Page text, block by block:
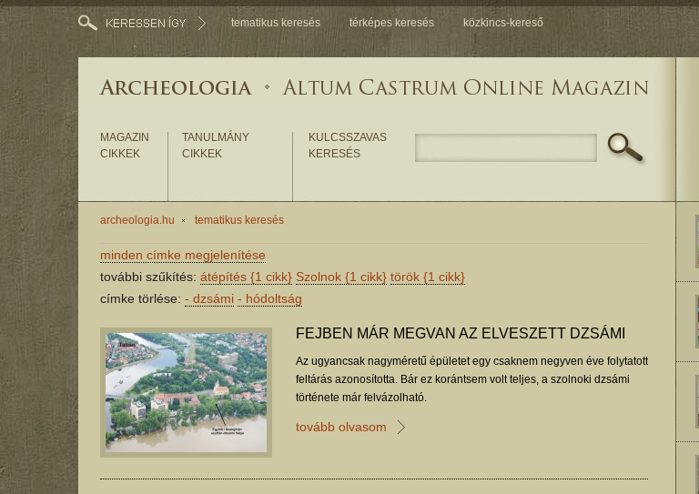
tematikus keresés térképes keresés közkincs-kereső
MAGAZIN
CIKKEK
TANULMÁNY
CIKKEK
KULCSSZAVAS
KERESÉS
archeologia.hu tematikus keresés
minden címke megjelenítése
további szűkítés: átépítés {1 cikk} Szolnok {1 cikk} török {1 cikk}
címke törlése: - dzsámi - hódoltság
FEJBEN MÁR MEGVAN AZ ELVESZETT DZSÁMI
Az ugyancsak nagyméretű épületet egy csaknem negyven éve folytatott
feltárás azonosította. Bár ez korántsem volt teljes, a szolnoki dzsámi
története már felvázolható.
tovább olvasom